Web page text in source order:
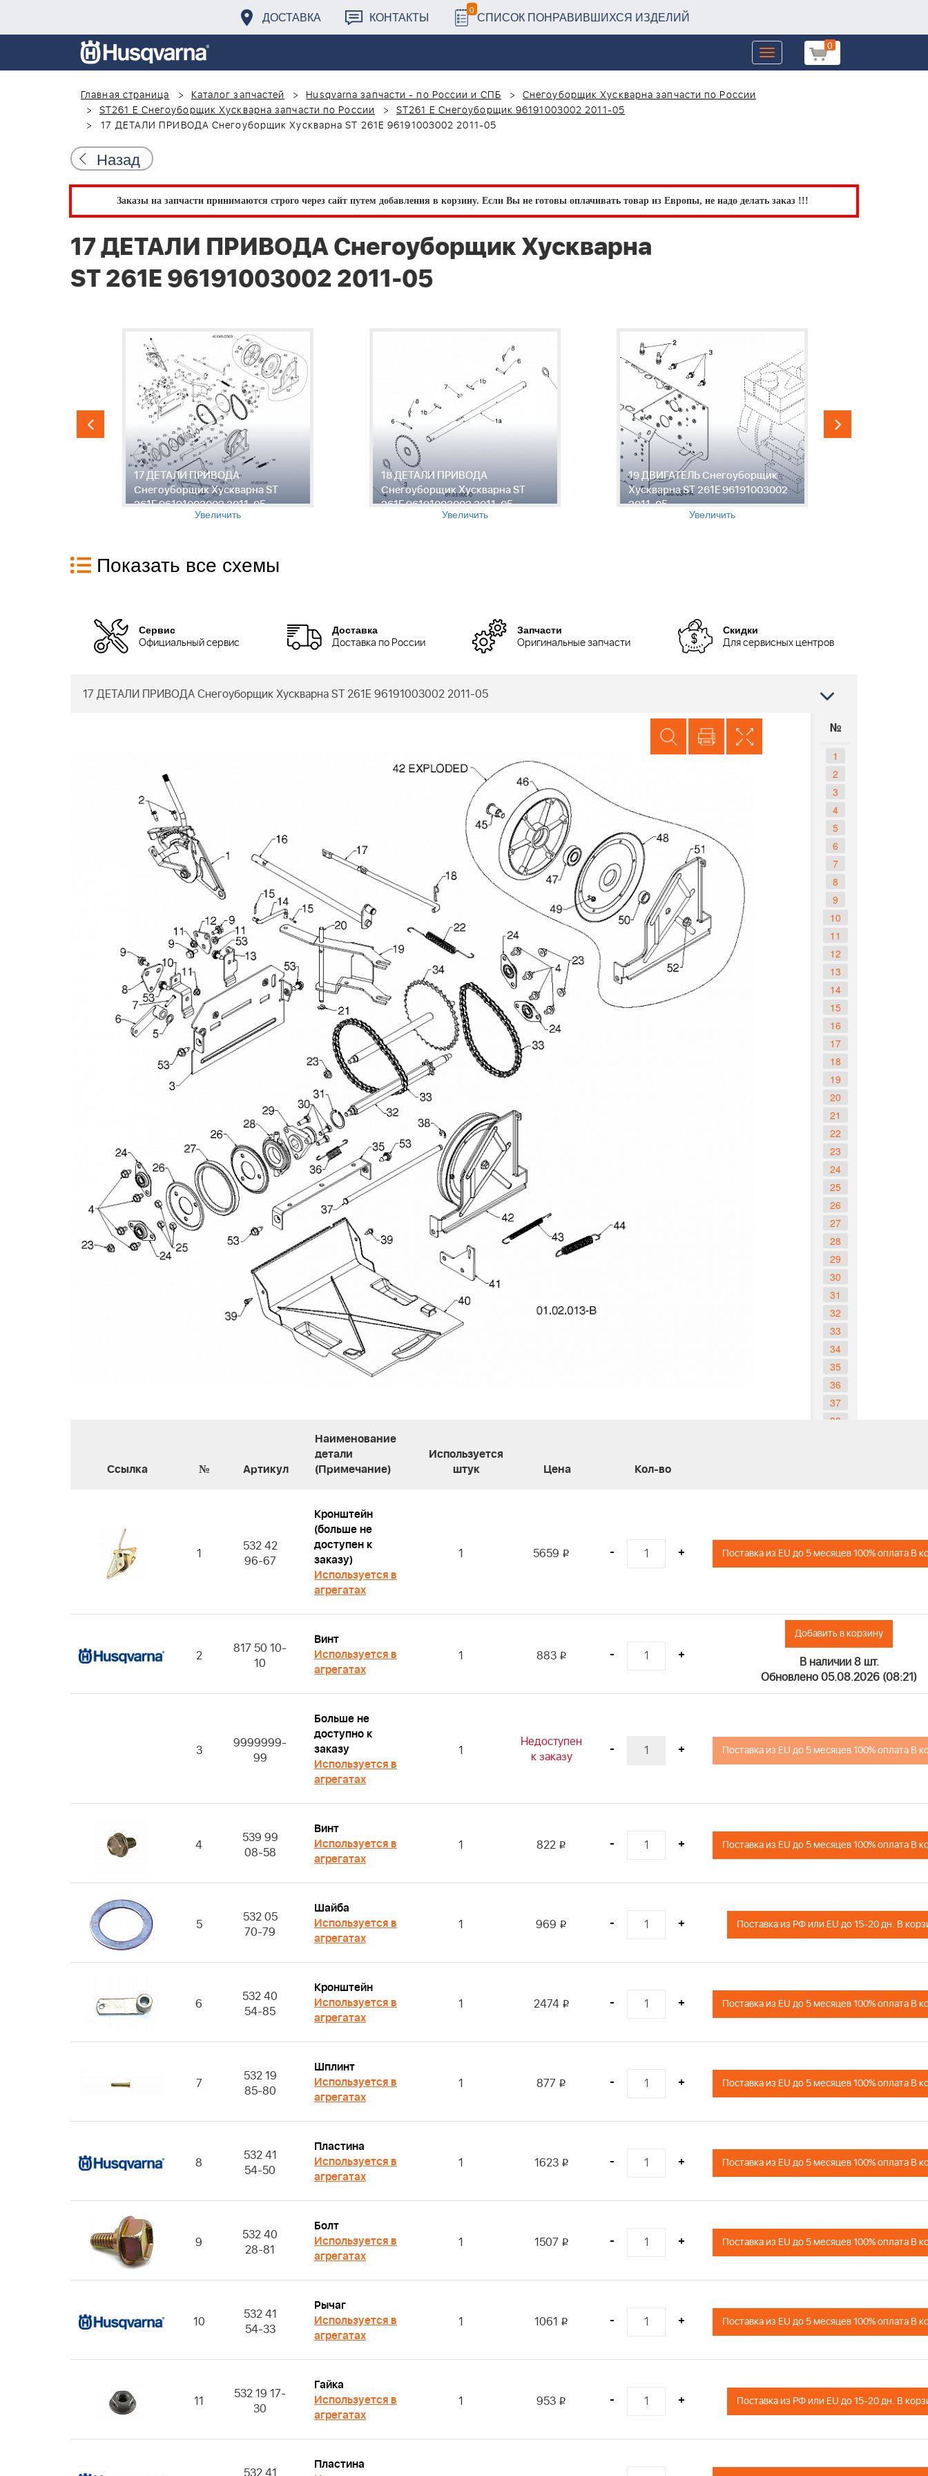
ДОСТАВКА КОНТАКТЫ 0 СПИСОК ПОНРАВИВШИХСЯ ИЗДЕЛИЙ
0
Toggle
navigation
Главная страница
Каталог запчастей Husqvarna запчасти - по России и СПБ
Снегоуборщик Хускварна запчасти по России
ST261 E Снегоуборщик Хускварна запчасти по России
ST261 E Снегоуборщик 96191003002 2011-05
17 ДЕТАЛИ ПРИВОДА Снегоуборщик Хускварна ST 261E 96191003002 2011-05
Назад
Заказы на запчасти принимаются строго через сайт путем добавления в корзину. Если Вы не готовы оплачивать товар из Европы, не надо делать заказ !!!
17 ДЕТАЛИ ПРИВОДА Снегоуборщик Хускварна
ST 261E 96191003002 2011-05
17 ДЕТАЛИ ПРИВОДА
Снегоуборщик Хускварна ST
261E 96191003002 2011-05
Увеличить
18 ДЕТАЛИ ПРИВОДА
Снегоуборщик Хускварна ST
261E 96191003002 2011-05
Увеличить
19 ДВИГАТЕЛЬ Снегоуборщик
Хускварна ST 261E 96191003002
2011-05
Увеличить
Показать все схемы
Сервис
Официальный сервис
Доставка
Доставка по России
Запчасти
Оригинальные запчасти
Скидки
Для сервисных центров
17 ДЕТАЛИ ПРИВОДА Снегоуборщик Хускварна ST 261E 96191003002 2011-05
№
1
2
3
4
5
6
7
8
9
10
11
12
13
14
15
16
17
18
19
20
21
22
23
24
25
26
27
28
29
30
31
32
33
34
35
36
37
38
46
49
50
52
53
Ссылка № Артикул
Наименование
детали
(Примечание)
Используется
штук
Цена Кол-во
1
532 42
96-67
Кронштейн
(больше не
доступен к
заказу)
Используется в
агрегатах
1 5659 i - + Поставка из EU до 5 месяцев 100% оплата В
2
817 50 10-
10
Винт
Используется в
агрегатах
1 883 i - +
Добавить в корзину
В наличии 8 шт.
Обновлено 05.08.2026 (08:21)
3
9999999-
99
Больше не
доступно к
заказу
Используется в
агрегатах
1
Недоступен
к заказу
- + Поставка из EU до 5 месяцев 100% оплата В
4
539 99
08-58
Винт
Используется в
агрегатах
1 822 i - + Поставка из EU до 5 месяцев 100% оплата В
5
532 05
70-79
Шайба
Используется в
агрегатах
1 969 i - + Поставка из РФ или EU до
6
532 40
54-85
Кронштейн
Используется в
агрегатах
1 2474 i - + Поставка из EU до 5 месяцев 100% оплата В
7
532 19
85-80
Шплинт
Используется в
агрегатах
1 877 i - + Поставка из EU до 5 месяцев 100% оплата В
8
532 41
54-50
Пластина
Используется в
агрегатах
1 1623 i - + Поставка из EU до 5 месяцев 100% оплата В
9
532 40
28-81
Болт
Используется в
агрегатах
1 1507 i - + Поставка из EU до 5 месяцев 100% оплата В
10
532 41
54-33
Рычаг
Используется в
агрегатах
1 1061 i - + Поставка из EU до 5 месяцев 100% оплата В
11
532 19 17-
30
Гайка
Используется в
агрегатах
1 953 i - + Поставка из РФ или EU до
Пластина